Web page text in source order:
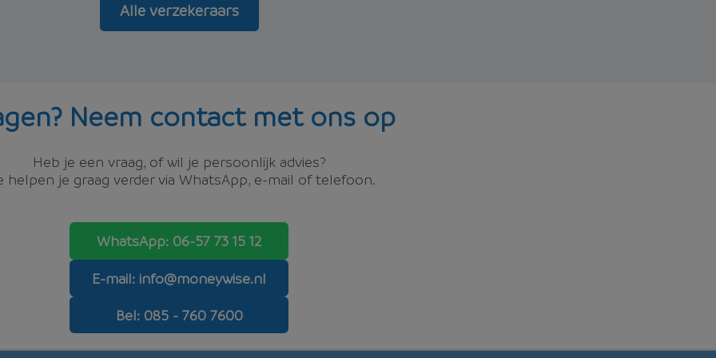
Alle verzekeraars
Neem contact met ons op
Heb je een vraag, of wil je persoonlijk advies?
helpen je graag verder via WhatsApp, e-mail of telefoon.
WhatsApp: 06-57 73 15 12
E-mail: info@moneywise.nl
Bel: 085 - 760 7600